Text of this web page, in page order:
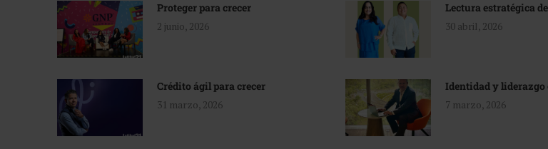
Proteger para crecer
2 junio, 2026
Lectura estratégica
30 abril, 2026
Crédito ágil para crecer
31 marzo, 2026
Identidad y liderazgo
7 marzo, 2026